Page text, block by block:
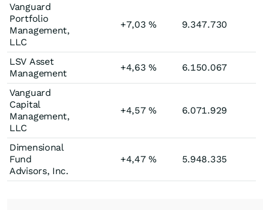
Vanguard
Portfolio
Management,
LLC
+7,03% 9.347.730
LSV Asset
Management
+4,63% 6.150.067
Vanguard
Capital
Management,
LLC
+4,57% 6.071.929
Dimensional
Fund
Advisors, Inc.
+4,47% 5.948.335